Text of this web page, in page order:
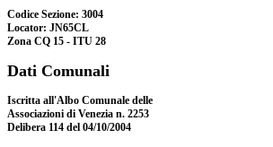
Codice Sezione: 3004
Locator: JN65CL
Zona CQ 15 - ITU 28
Dati Comunali
Iscritta all'Albo Comunale delle
Associazioni di Venezia n. 2253
Delibera 114 del 04/10/2004